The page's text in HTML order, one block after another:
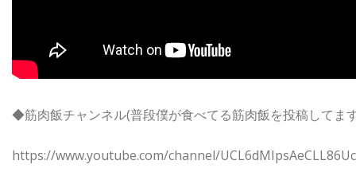
◆筋肉飯チャンネル(普段僕が食べてる筋肉飯を投稿してま
https://www.youtube.com/channel/